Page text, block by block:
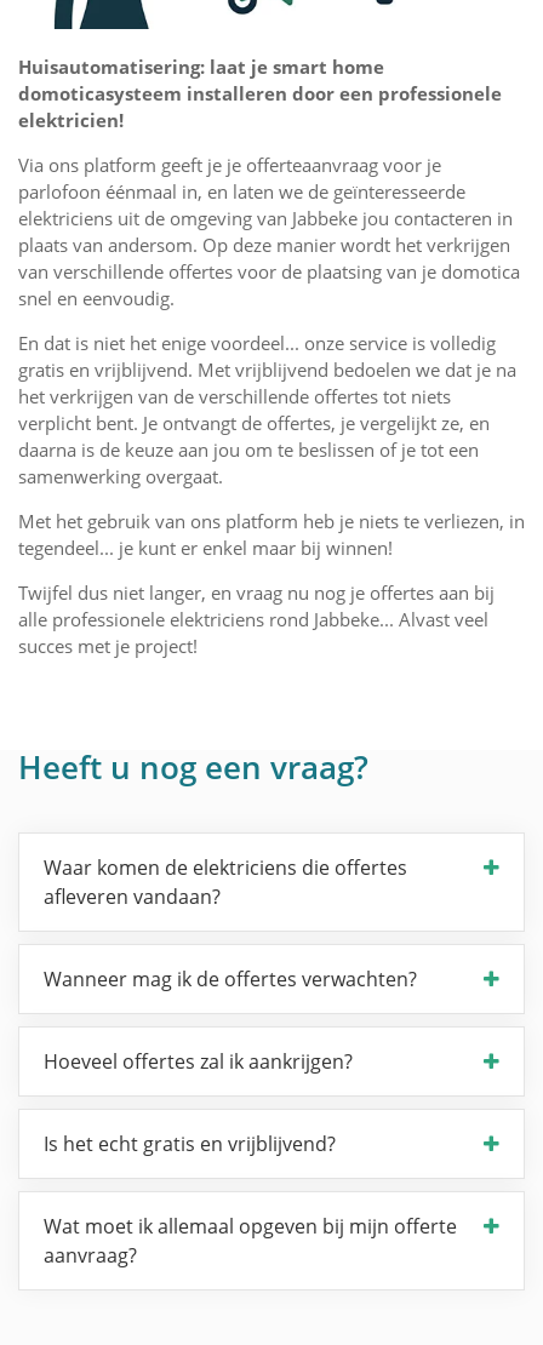
Huisautomatisering: laat je smart home
domoticasysteem installeren door een professionele
elektricien!
Via ons platform geeft je je offerteaanvraag voor je
parlofoon éénmaal in, en laten we de geïnteresseerde
elektriciens uit de omgeving van Jabbeke jou contacteren in
plaats van andersom. Op deze manier wordt het verkrijgen
van verschillende offertes voor de plaatsing van je domotica
snel en eenvoudig.
En dat is niet het enige voordeel... onze service is volledig
gratis en vrijblijvend. Met vrijblijvend bedoelen we dat je na
het verkrijgen van de verschillende offertes tot niets
verplicht bent. Je ontvangt de offertes, je vergelijkt ze, en
daarna is de keuze aan jou om te beslissen of je tot een
samenwerking overgaat.
Met het gebruik van ons platform heb je niets te verliezen, in
tegendeel... je kunt er enkel maar bij winnen!
Twijfel dus niet langer, en vraag nu nog je offertes aan bij
alle professionele elektriciens rond Jabbeke... Alvast veel
succes met je project!
Heeft u nog een vraag?
Waar komen de elektriciens die offertes
afleveren vandaan?
Wanneer mag ik de offertes verwachten?
Hoeveel offertes zal ik aankrijgen?
Is het echt gratis en vrijblijvend?
Wat moet ik allemaal opgeven bij mijn offerte
aanvraag?